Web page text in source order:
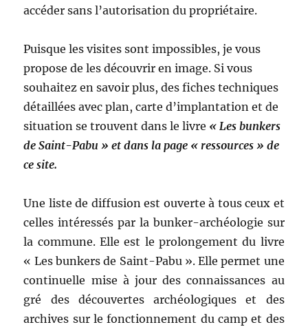
accéder sans l’autorisation du propriétaire.
Puisque les visites sont impossibles, je vous
propose de les découvrir en image. Si vous
souhaitez en savoir plus, des fiches techniques
détaillées avec plan, carte d’implantation et de
situation se trouvent dans le livre « Les bunkers
de Saint-Pabu » et dans la page « ressources » de
ce site.
Une liste de diffusion est ouverte à tous ceux et
celles intéressés par la bunker-archéologie sur
la commune. Elle est le prolongement du livre
« Les bunkers de Saint-Pabu ». Elle permet une
continuelle mise à jour des connaissances au
gré des découvertes archéologiques et des
archives sur le fonctionnement du camp et des